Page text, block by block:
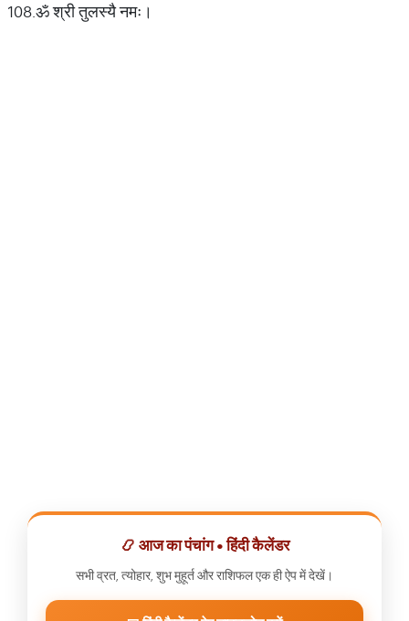
108.ॐ श्री तुलस्यै नमः।
📿 आज का पंचांग • हिंदी कैलेंडर
सभी व्रत, त्योहार, शुभ मुहूर्त और राशिफल एक ही ऐप में देखें।